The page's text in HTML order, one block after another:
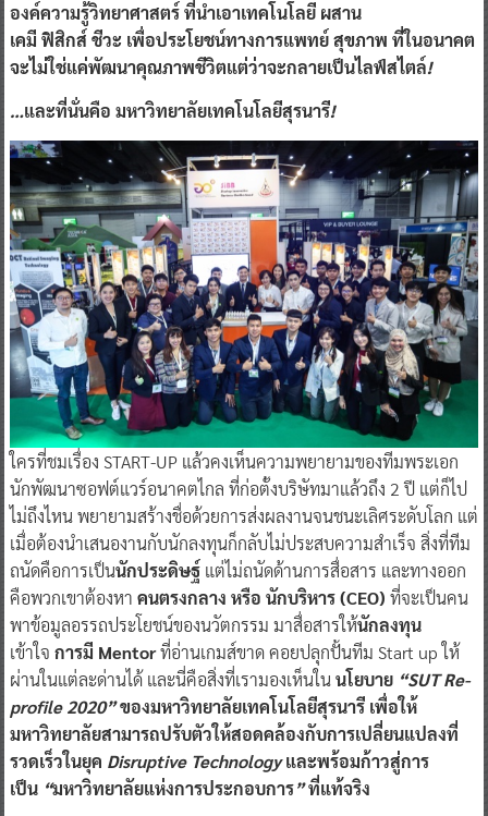
องค์ความรู้วิทยาศาสตร์ที่นำเอาเทคโนโลยี ผสาน
เคมี ฟิสิกส์ ชีวะ เพื่อประโยชน์ทางการแพทย์สุขภาพ ที่ในอนาคต
จะไม่ใช่แค่พัฒนาคุณภาพชีวิตแต่ว่าจะกลายเป็นไลฟ์สไตล์!
…และที่นั่นคือ มหาวิทยาลัยเทคโนโลยีสุรนารี!
ใครที่ชมเรื่อง START-UP แล้วคงเห็นความพยายามของทีมพระเอก
นักพัฒนาซอฟต์แวร์อนาคตไกล ที่ก่อตั้งบริษัทมาแล้วถึง 2 ปี แต่ก็ไป
ไม่ถึงไหน พยายามสร้างชื่อด้วยการส่งผลงานจนชนะเลิศระดับโลก แต่
เมื่อต้องนำเสนองานกับนักลงทุนก็กลับไม่ประสบความสำเร็จ สิ่งที่ทีม
ถนัดคือการเป็นนักประดิษฐ์แต่ไม่ถนัดด้านการสื่อสาร และทางออก
คือพวกเขาต้องหา คนตรงกลาง หรือ นักบริหาร (CEO) ที่จะเป็นคน
พาข้อมูลอรรถประโยชน์ของนวัตกรรม มาสื่อสารให้นักลงทุน
เข้าใจ การมี Mentorที่อ่านเกมส์ขาด คอยปลุกปั้นทีม Start up ให้
ผ่านในแต่ละด่านได้ และนี่คือสิ่งที่เรามองเห็นในนโยบาย“SUT Re-
profile 2020”ของมหาวิทยาลัยเทคโนโลยีสุรนารี เพื่อให้
มหาวิทยาลัยสามารถปรับตัวให้สอดคล้องกับการเปลี่ยนแปลงที่
รวดเร็วในยุค Disruptive Technologyและพร้อมก้าวสู่การ
เป็น“มหาวิทยาลัยแห่งการประกอบการ”ที่แท้จริง